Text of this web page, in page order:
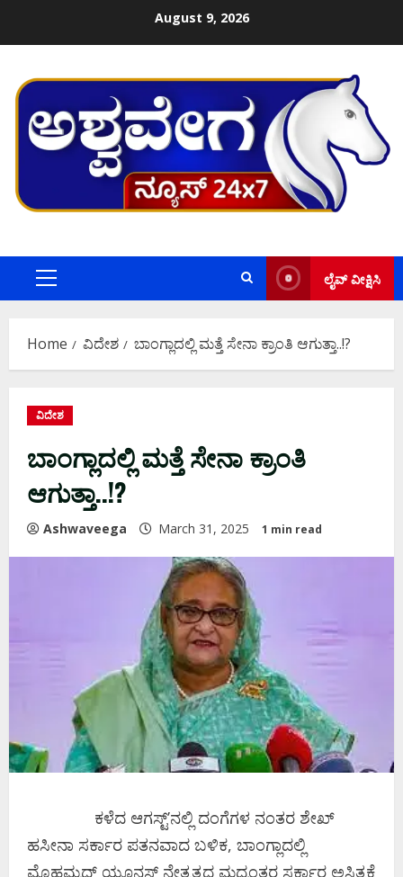
August 9, 2026
Primary
ಲೈವ್ ವೀಕ್ಷಿಸಿ
Home ವಿದೇಶ ಬಾಂಗ್ಲಾದಲ್ಲಿ ಮತ್ತೆ ಸೇನಾ ಕ್ರಾಂತಿ ಆಗುತ್ತಾ..!?
ವಿದೇಶ
ಬಾಂಗ್ಲಾದಲ್ಲಿ ಮತ್ತೆ ಸೇನಾ ಕ್ರಾಂತಿ
ಆಗುತ್ತಾ..!?
Ashwaveega March 31, 2025 1 min read
ಕಳೆದ ಆಗಸ್ಟ್ʼನಲ್ಲಿ ದಂಗೆಗಳ ನಂತರ ಶೇಖ್‌
ಹಸೀನಾ ಸರ್ಕಾರ ಪತನವಾದ ಬಳಿಕ, ಬಾಂಗ್ಲಾದಲ್ಲಿ
ಮೊಹಮ್ಮದ್‌ ಯೂನಸ್‌ ನೇತೃತ್ವದ ಮಧ್ಯಂತರ ಸರ್ಕಾರ ಅಸ್ತಿತ್ವಕ್ಕೆ